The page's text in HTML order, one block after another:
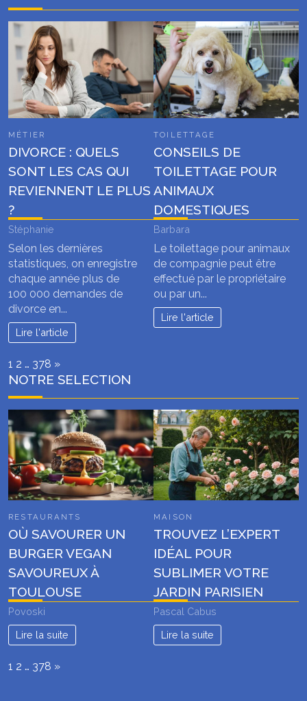
MÉTIER
DIVORCE : QUELS
SONT LES CAS QUI
REVIENNENT LE PLUS
?
Stéphanie
Selon les dernières
statistiques, on enregistre
chaque année plus de
100 000 demandes de
divorce en...
Lire l'article
TOILETTAGE
CONSEILS DE
TOILETTAGE POUR
ANIMAUX
DOMESTIQUES
Barbara
Le toilettage pour animaux
de compagnie peut être
effectué par le propriétaire
ou par un...
Lire l'article
Page:
1 2 … 378 Next
»
NOTRE SELECTION
RESTAURANTS
OÙ SAVOURER UN
BURGER VEGAN
SAVOUREUX À
TOULOUSE
Povoski
Lire la suite
MAISON
TROUVEZ L’EXPERT
IDÉAL POUR
SUBLIMER VOTRE
JARDIN PARISIEN
Pascal Cabus
Lire la suite
Page:
1 2 … 378 Next
»